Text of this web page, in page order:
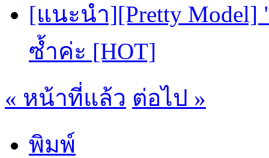
[แนะนำ][Pretty Model]
ซ้ำค่ะ [HOT]
« หน้าที่แล้ว ต่อไป »
พิมพ์